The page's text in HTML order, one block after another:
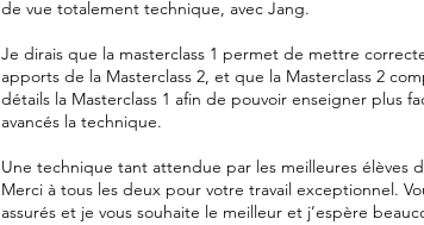
de vue totalement technique, avec Jang.
Je dirais que la masterclass 1 permet de mettre
apports de la Masterclass 2, et que la Masterclass 2
détails la Masterclass 1 afin de pouvoir enseigner plus
avancés la technique.
Une technique tant attendue par les meilleures élèves
Merci à tous les deux pour votre travail exceptionnel.
assurés et je vous souhaite le meilleur et j’espère